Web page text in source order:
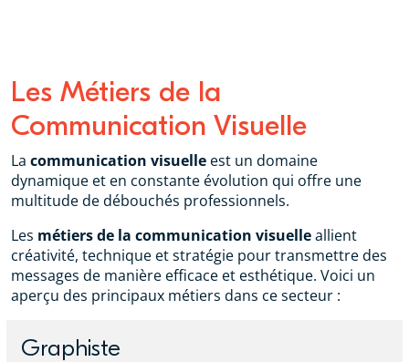
Les Métiers de la
Communication Visuelle
La communication visuelle est un domaine
dynamique et en constante évolution qui offre une
multitude de débouchés professionnels.
Les métiers de la communication visuelleallient
créativité, technique et stratégie pour transmettre des
messages de manière efficace et esthétique. Voici un
aperçu des principaux métiers dans ce secteur :
Graphiste